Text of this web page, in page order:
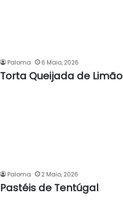
Paloma 6 Maio, 2026
Torta Queijada de Limão
Paloma 2 Maio, 2026
Pastéis de Tentúgal